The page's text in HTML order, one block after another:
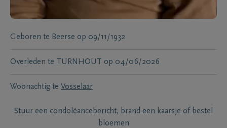
Geboren te Beerse op 09/11/1932
Overleden te TURNHOUT op 04/06/2026
Woonachtig te Vosselaar
Stuur een condoléancebericht, brand een kaarsje of bestel
bloemen